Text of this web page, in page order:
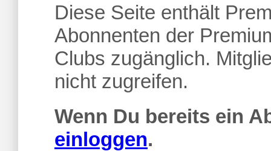
Diese Seite enthält
Abonnenten der
Clubs zugänglich.
nicht zugreifen.
Wenn Du bereits ein
einloggen.